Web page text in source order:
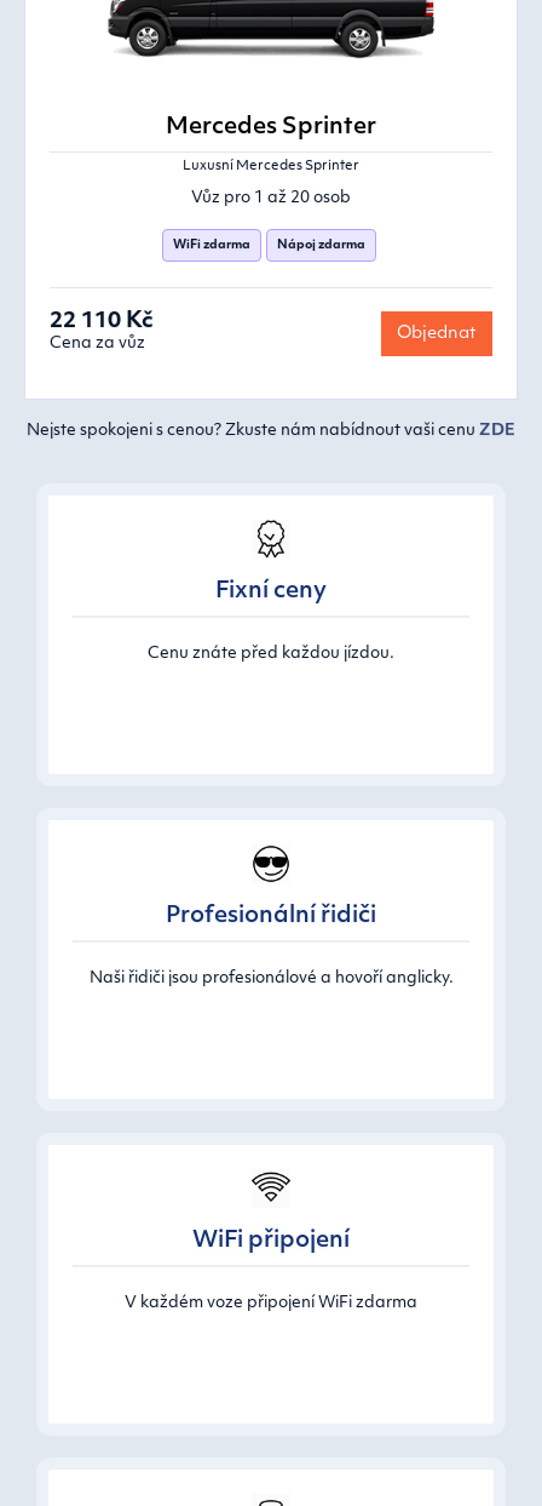
Mercedes Sprinter
Luxusní Mercedes Sprinter
Vůz pro 1 až 20 osob
WiFi zdarma Nápoj zdarma
22 110 Kč
Cena za vůz
Objednat
Nejste spokojeni s cenou? Zkuste nám nabídnout vaši cenu ZDE
Fixní ceny
Cenu znáte před každou jízdou.
Profesionální řidiči
Naši řidiči jsou profesionálové a hovoří anglicky.
WiFi připojení
V každém voze připojení WiFi zdarma